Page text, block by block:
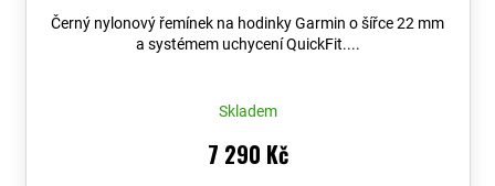
Černý nylonový řemínek na hodinky Garmin o šířce 22 mm
a systémem uchycení QuickFit....
Skladem
7 290 Kč